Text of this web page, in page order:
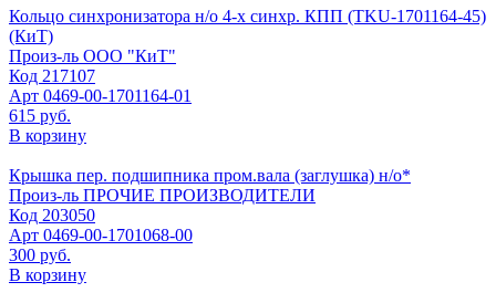
Кольцо синхронизатора н/о 4-х синхр. КПП (TKU-1701164-45)
(КиТ)
Произ-ль ООО "КиТ"
Код 217107
Арт 0469-00-1701164-01
615 руб.
В корзину
Крышка пер. подшипника пром.вала (заглушка) н/о*
Произ-ль ПРОЧИЕ ПРОИЗВОДИТЕЛИ
Код 203050
Арт 0469-00-1701068-00
300 руб.
В корзину